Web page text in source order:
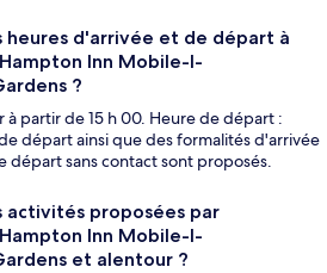
heures d'arrivée et de départ à
Inn Mobile-I-
?
à partir de 15 h 00. Heure de départ :
départ ainsi que des formalités d'arrivée
départ sans contact sont proposés.
activités proposées par
Inn Mobile-I-
et alentour ?